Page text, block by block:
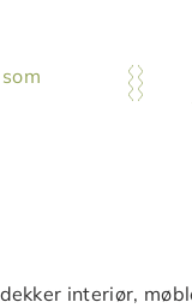
interiør,